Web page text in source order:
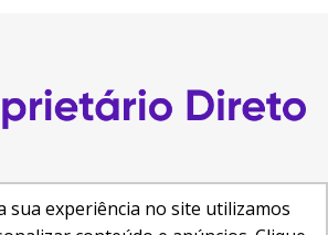
Como anunciar Busca de Imóveis
sua experiência no site utilizamos